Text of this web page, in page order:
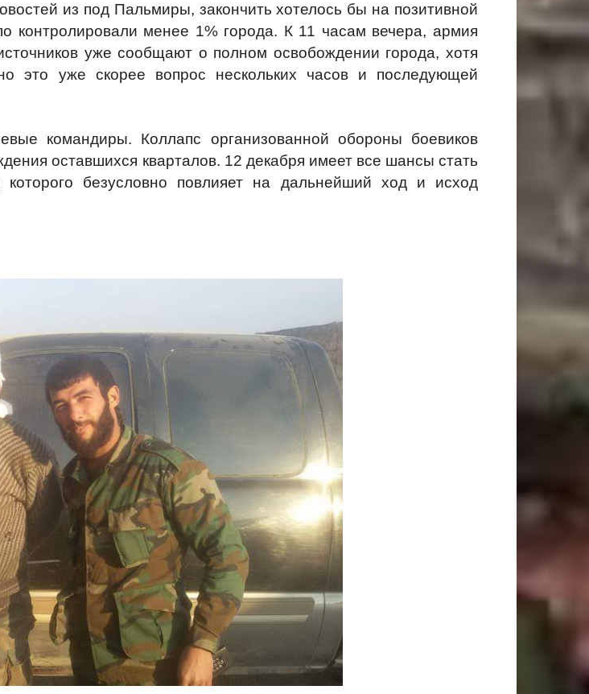
из под Пальмиры, закончить хотелось бы на позитивной
контролировали менее 1% города. К 11 часам вечера, армия
уже сообщают о полном освобождении города, хотя
это уже скорее вопрос нескольких часов и последующей
командиры. Коллапс организованной обороны боевиков
оставшихся кварталов. 12 декабря имеет все шансы стать
безусловно повлияет на дальнейший ход и исход